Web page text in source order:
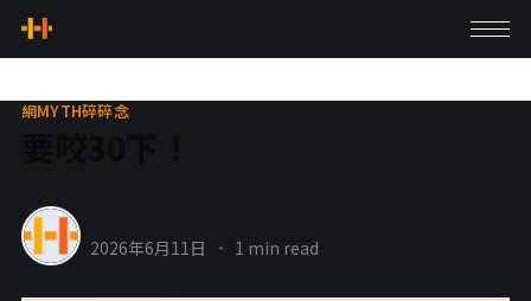
網MYTH碎碎念
2026年6月11日 • 1 min read